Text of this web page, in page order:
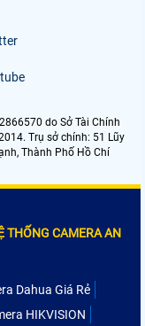
do Sở Tài Chính
Trụ sở chính: 51 Lũy
Thành Phố Hồ Chí
THỐNG CAMERA AN
Dahua Giá Rẻ
HIKVISION